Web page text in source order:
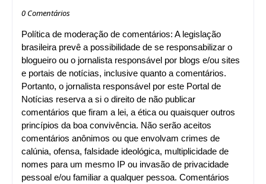
0 Comentários
Política de moderação de comentários: A legislação
brasileira prevê a possibilidade de se responsabilizar o
blogueiro ou o jornalista responsável por blogs e/ou sites
e portais de notícias, inclusive quanto a comentários.
Portanto, o jornalista responsável por este Portal de
Notícias reserva a si o direito de não publicar
comentários que firam a lei, a ética ou quaisquer outros
princípios da boa convivência. Não serão aceitos
comentários anônimos ou que envolvam crimes de
calúnia, ofensa, falsidade ideológica, multiplicidade de
nomes para um mesmo IP ou invasão de privacidade
pessoal e/ou familiar a qualquer pessoa. Comentários